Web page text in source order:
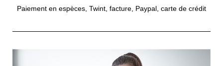
Paiement en espèces, Twint, facture, Paypal, carte de crédit